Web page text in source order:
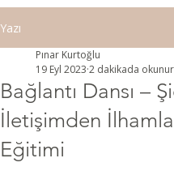
Yazı
Bağlantı Dansı –
İletişimden
Eğitimi
Pınar Kurtoğlu
19 Eyl 2023 2 dakikada okunur